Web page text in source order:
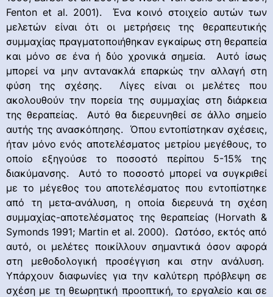
Fenton et al. 2001). Ένα κοινό στοιχείο αυτών των
μελετών είναι ότι οι μετρήσεις της θεραπευτικής
συμμαχίας πραγματοποιήθηκαν εγκαίρως στη θεραπεία
και μόνο σε ένα ή δύο χρονικά σημεία. Αυτό ίσως
μπορεί να μην αντανακλά επαρκώς την αλλαγή στη
φύση της σχέσης. Λίγες είναι οι μελέτες που
ακολουθούν την πορεία της συμμαχίας στη διάρκεια
της θεραπείας. Αυτό θα διερευνηθεί σε άλλο σημείο
αυτής της ανασκόπησης. Όπου εντοπίστηκαν σχέσεις,
ήταν μόνο ενός αποτελέσματος μετρίου μεγέθους, το
οποίο εξηγούσε το ποσοστό περίπου 5-15% της
διακύμανσης. Αυτό το ποσοστό μπορεί να συγκριθεί
με το μέγεθος του αποτελέσματος που εντοπίστηκε
από τη μετα-ανάλυση, η οποία διερευνά τη σχέση
συμμαχίας-αποτελέσματος της θεραπείας (Horvath &
Symonds 1991; Martin et al. 2000). Ωστόσο, εκτός από
αυτό, οι μελέτες ποικίλλουν σημαντικά όσον αφορά
στη μεθοδολογική προσέγγιση και στην ανάλυση.
Υπάρχουν διαφωνίες για την καλύτερη πρόβλεψη σε
σχέση με τη θεωρητική προοπτική, το εργαλείο και σε